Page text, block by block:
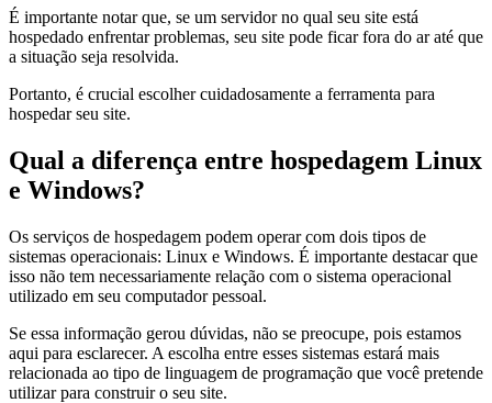
É importante notar que, se um servidor no qual seu site está
hospedado enfrentar problemas, seu site pode ficar fora do ar até que
a situação seja resolvida.
Portanto, é crucial escolher cuidadosamente a ferramenta para
hospedar seu site.
Qual a diferença entre hospedagem Linux
e Windows?
Os serviços de hospedagem podem operar com dois tipos de
sistemas operacionais: Linux e Windows. É importante destacar que
isso não tem necessariamente relação com o sistema operacional
utilizado em seu computador pessoal.
Se essa informação gerou dúvidas, não se preocupe, pois estamos
aqui para esclarecer. A escolha entre esses sistemas estará mais
relacionada ao tipo de linguagem de programação que você pretende
utilizar para construir o seu site.